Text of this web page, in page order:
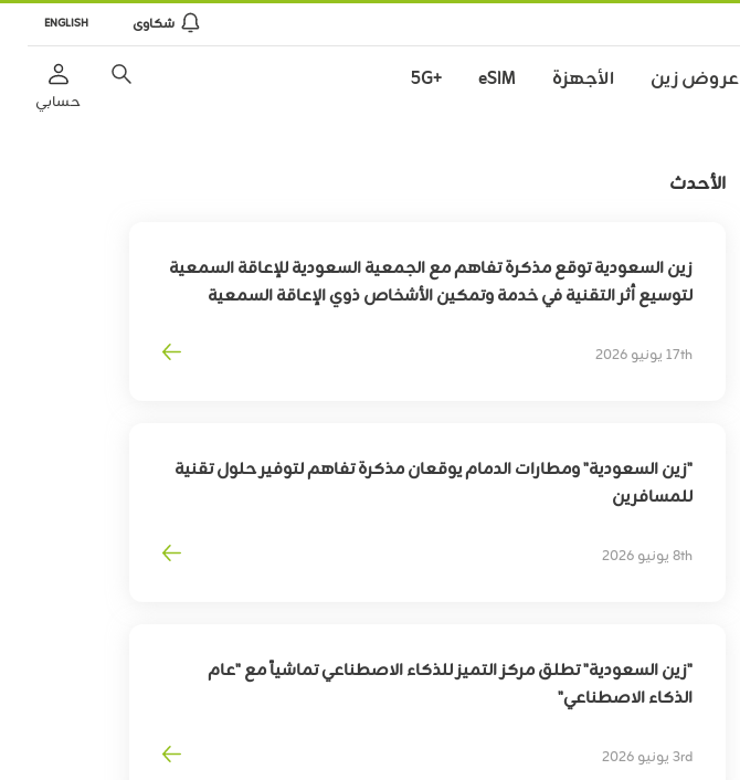
ENGLISH شكاوى
عروض زين الأجهزة eSIM
+5G
حسابي
الأحدث
زين السعودية توقع مذكرة تفاهم مع الجمعية السعودية للإعاقة السمعية
لتوسيع أثر التقنية في خدمة وتمكين الأشخاص ذوي الإعاقة السمعية
17th يونيو 2026
"زين السعودية" ومطارات الدمام يوقعان مذكرة تفاهم لتوفير حلول تقنية
للمسافرين
8th يونيو 2026
"زين السعودية" تطلق مركز التميز للذكاء الاصطناعي تماشياً مع "عام
الذكاء الاصطناعي"
3rd يونيو 2026